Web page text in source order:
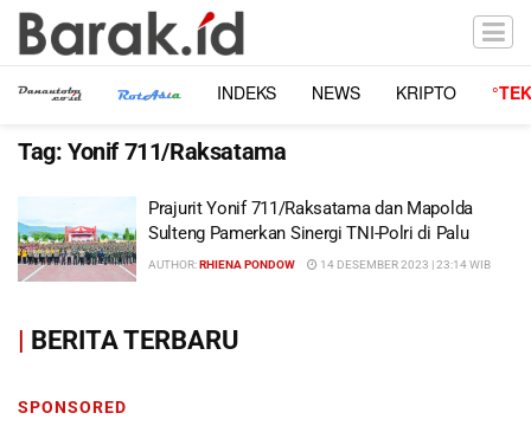
INDEKS NEWS KRIPTO
Tag: Yonif 711/Raksatama
Prajurit Yonif 711/Raksatama dan Mapolda
Sulteng Pamerkan Sinergi TNI-Polri di Palu
AUTHOR:RHIENA PONDOW 14 DESEMBER 2023 | 23:14 WIB
| BERITA TERBARU
SPONSORED